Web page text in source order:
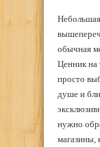
обычная
Ценник на
просто
душе и
нужно
магазины,